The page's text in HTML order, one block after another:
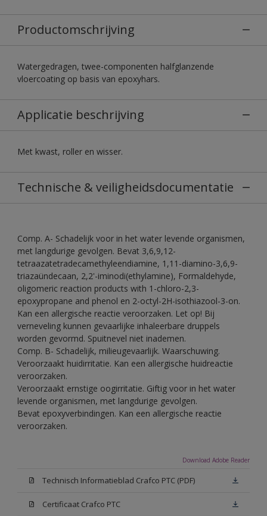
Productomschrijving
Watergedragen, twee-componenten halfglanzende
vloercoating op basis van epoxyhars.
Applicatie beschrijving
Met kwast, roller en wisser.
Technische & veiligheidsdocumentatie
Comp. A- Schadelijk voor in het water levende organismen,
met langdurige gevolgen. Bevat 3,6,9,12-
tetraazatetradecamethyleendiamine, 1,11-diamino-3,6,9-
triazaündecaan, 2,2'-iminodi(ethylamine), Formaldehyde,
oligomeric reaction products with 1-chloro-2,3-
epoxypropane and phenol en 2-octyl-2H-isothiazool-3-on.
Kan een allergische reactie veroorzaken. Let op! Bij
verneveling kunnen gevaarlijke inhaleerbare druppels
worden gevormd. Spuitnevel niet inademen.
Comp. B- Schadelijk, milieugevaarlijk. Waarschuwing.
Veroorzaakt huidirritatie. Kan een allergische huidreactie
veroorzaken.
Veroorzaakt ernstige oogirritatie. Giftig voor in het water
levende organismen, met langdurige gevolgen.
Bevat epoxyverbindingen. Kan een allergische reactie
veroorzaken.
Download Adobe Reader
Technisch Informatieblad Crafco PTC (PDF)
Certificaat Crafco PTC